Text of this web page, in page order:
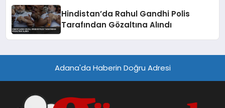
Hindistan’da Rahul Gandhi Polis
Tarafından Gözaltına Alındı
Adana'da Haberin Doğru Adresi